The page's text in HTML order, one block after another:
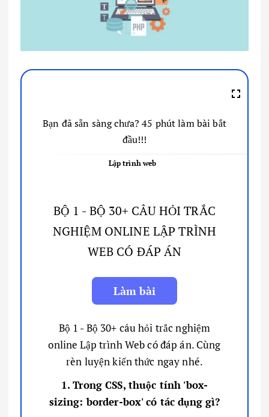
Bạn đã sẵn sàng chưa? 45 phút làm bài bắt
đầu!!!
Lập trình web
BỘ 1 - BỘ 30+ CÂU HỎI TRẮC
NGHIỆM ONLINE LẬP TRÌNH
WEB CÓ ĐÁP ÁN
Bộ 1 - Bộ 30+ câu hỏi trắc nghiệm
online Lập trình Web có đáp án. Cùng
rèn luyện kiến thức ngay nhé.
1. Trong CSS, thuộc tính 'box-
sizing: border-box' có tác dụng gì?